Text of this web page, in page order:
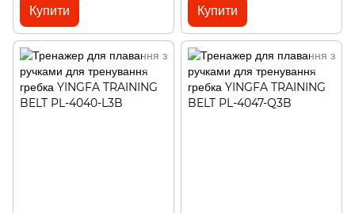
Купити Купити